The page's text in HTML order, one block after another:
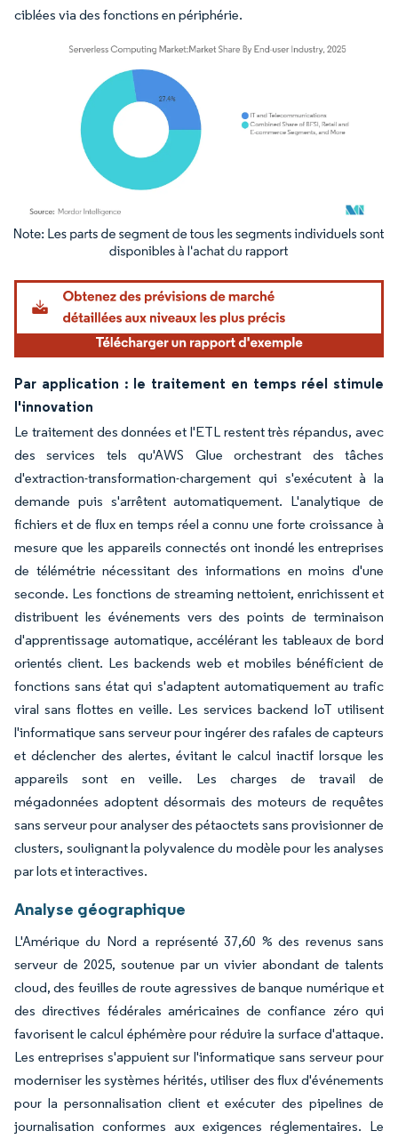
ciblées via des fonctions en périphérie.
Image © Mordor Intelligence. La réutilisation nécessite une attribution sous CC BY
Par application : le traitement en temps réel stimule
l'innovation
Le traitement des données et l'ETL restent très répandus, avec
des services tels qu'AWS Glue orchestrant des tâches
d'extraction-transformation-chargement qui s'exécutent à la
demande puis s'arrêtent automatiquement. L'analytique de
fichiers et de flux en temps réel a connu une forte croissance à
mesure que les appareils connectés ont inondé les entreprises
de télémétrie nécessitant des informations en moins d'une
seconde. Les fonctions de streaming nettoient, enrichissent et
distribuent les événements vers des points de terminaison
d'apprentissage automatique, accélérant les tableaux de bord
orientés client. Les backends web et mobiles bénéficient de
fonctions sans état qui s'adaptent automatiquement au trafic
viral sans flottes en veille. Les services backend IoT utilisent
l'informatique sans serveur pour ingérer des rafales de capteurs
et déclencher des alertes, évitant le calcul inactif lorsque les
appareils sont en veille. Les charges de travail de
mégadonnées adoptent désormais des moteurs de requêtes
sans serveur pour analyser des pétaoctets sans provisionner de
clusters, soulignant la polyvalence du modèle pour les analyses
par lots et interactives.
Analyse géographique
L'Amérique du Nord a représenté 37,60 % des revenus sans
serveur de 2025, soutenue par un vivier abondant de talents
cloud, des feuilles de route agressives de banque numérique et
des directives fédérales américaines de confiance zéro qui
favorisent le calcul éphémère pour réduire la surface d'attaque.
Les entreprises s'appuient sur l'informatique sans serveur pour
moderniser les systèmes hérités, utiliser des flux d'événements
pour la personnalisation client et exécuter des pipelines de
journalisation conformes aux exigences réglementaires. Le